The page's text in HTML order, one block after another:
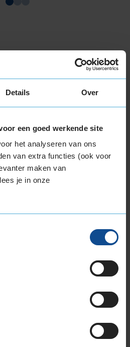
Details Over
een goed werkende site
het analyseren van ons
van extra functies (ook voor
maken van
je in onze